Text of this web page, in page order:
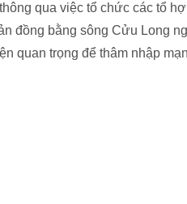
qua việc tổ chức các tổ
đồng bằng sông Cửu Long
quan trọng để thâm nhập